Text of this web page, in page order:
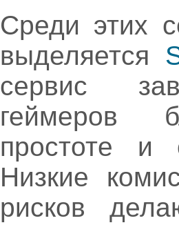
Среди этих
выделяется
сервис
геймеров
простоте и
Низкие
рисков